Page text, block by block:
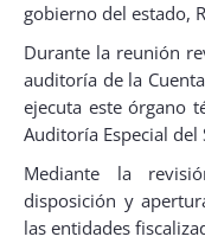
gobierno del estado,
Durante la reunión
auditoría de la
ejecuta este órgano
Auditoría Especial del
Mediante la
disposición y
las entidades